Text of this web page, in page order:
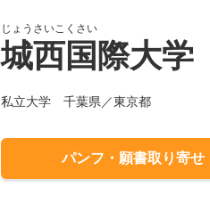
じょうさいこくさい
城西国際大学
私立大学 千葉県／東京都
パンフ・願書取り寄せ